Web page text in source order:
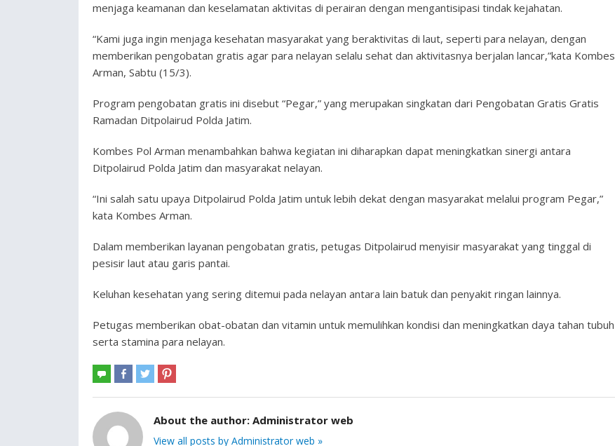
menjaga keamanan dan keselamatan aktivitas di perairan dengan mengantisipasi tindak kejahatan.
“Kami juga ingin menjaga kesehatan masyarakat yang beraktivitas di laut, seperti para nelayan, dengan
memberikan pengobatan gratis agar para nelayan selalu sehat dan aktivitasnya berjalan lancar,”kata Kombes
Arman, Sabtu (15/3).
Program pengobatan gratis ini disebut “Pegar,” yang merupakan singkatan dari Pengobatan Gratis Gratis
Ramadan Ditpolairud Polda Jatim.
Kombes Pol Arman menambahkan bahwa kegiatan ini diharapkan dapat meningkatkan sinergi antara
Ditpolairud Polda Jatim dan masyarakat nelayan.
“Ini salah satu upaya Ditpolairud Polda Jatim untuk lebih dekat dengan masyarakat melalui program Pegar,”
kata Kombes Arman.
Dalam memberikan layanan pengobatan gratis, petugas Ditpolairud menyisir masyarakat yang tinggal di
pesisir laut atau garis pantai.
Keluhan kesehatan yang sering ditemui pada nelayan antara lain batuk dan penyakit ringan lainnya.
Petugas memberikan obat-obatan dan vitamin untuk memulihkan kondisi dan meningkatkan daya tahan tubuh
serta stamina para nelayan.
About the author: Administrator web
View all posts by Administrator web »